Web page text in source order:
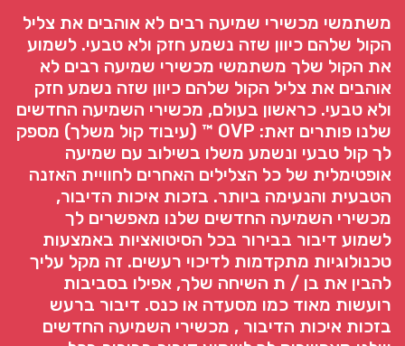
משתמשי מכשירי שמיעה רבים לא אוהבים את צליל
הקול שלהם כיוון שזה נשמע חזק ולא טבעי. לשמוע
את הקול שלך משתמשי מכשירי שמיעה רבים לא
אוהבים את צליל הקול שלהם כיוון שזה נשמע חזק
ולא טבעי. כראשון בעולם, מכשירי השמיעה החדשים
שלנו פותרים זאת: OVP ™ (עיבוד קול משלך) מספק
לך קול טבעי ונשמע משלו בשילוב עם שמיעה
אופטימלית של כל הצלילים האחרים לחוויית האזנה
הטבעית והנעימה ביותר. בזכות איכות הדיבור,
מכשירי השמיעה החדשים שלנו מאפשרים לך
לשמוע דיבור בבירור בכל הסיטואציות באמצעות
טכנולוגיות מתקדמות לדיכוי רעשים. זה מקל עליך
להבין את בן / ת השיחה שלך, אפילו בסביבות
רועשות מאוד כמו מסעדה או כנס. דיבור ברעש
בזכות איכות הדיבור , מכשירי השמיעה החדשים